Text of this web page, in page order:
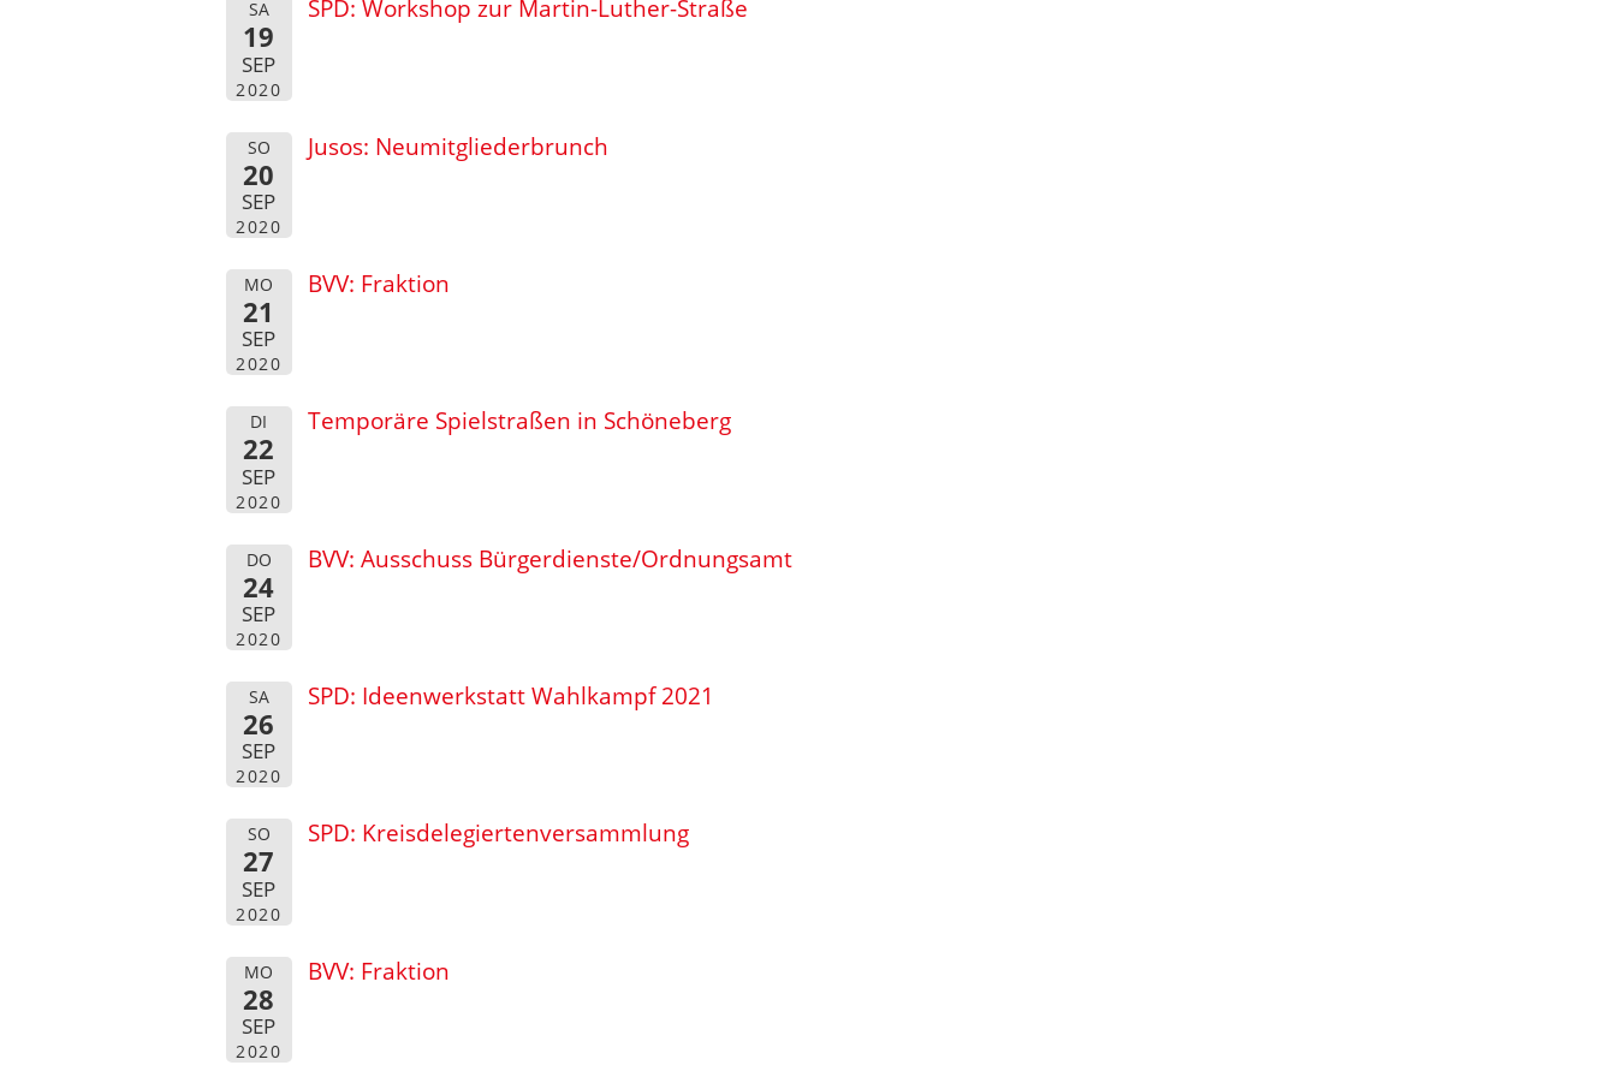
SA
19
SEP
2020
SPD: Workshop zur Martin-Luther-Straße
SO
20
SEP
2020
Jusos: Neumitgliederbrunch
MO
21
SEP
2020
BVV: Fraktion
DI
22
SEP
2020
Temporäre Spielstraßen in Schöneberg
DO
24
SEP
2020
BVV: Ausschuss Bürgerdienste/Ordnungsamt
SA
26
SEP
2020
SPD: Ideenwerkstatt Wahlkampf 2021
SO
27
SEP
2020
SPD: Kreisdelegiertenversammlung
MO
28
SEP
2020
BVV: Fraktion